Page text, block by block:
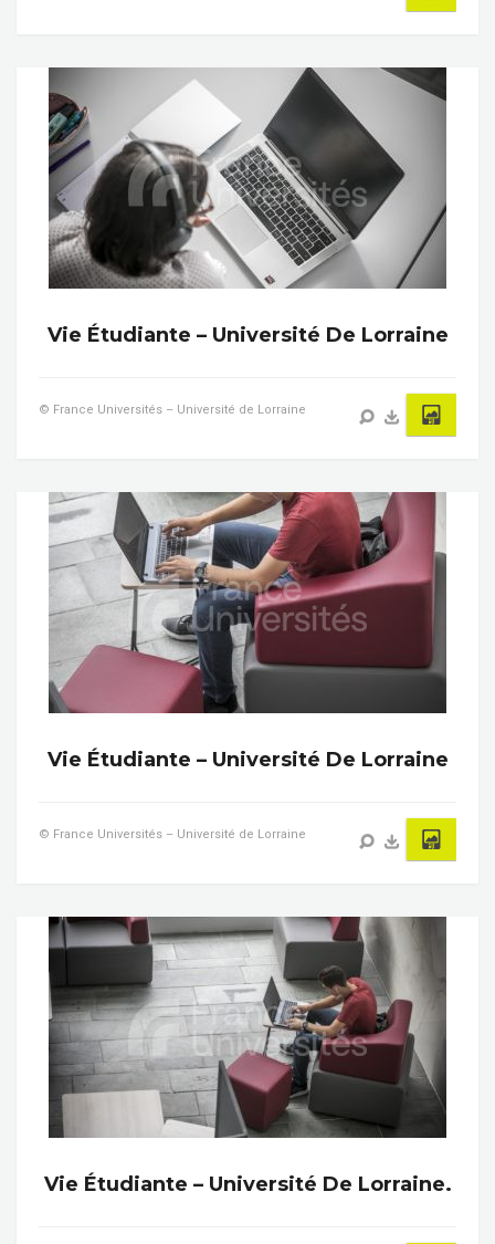
Vie Étudiante – Université De Lorraine
© France Universités – Université de Lorraine
Vie Étudiante – Université De Lorraine
© France Universités – Université de Lorraine
Vie Étudiante – Université De Lorraine.